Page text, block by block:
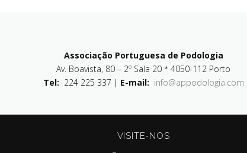
Associação Portuguesa de Podologia
Av. Boavista, 80 – 2º Sala 20 * 4050-112 Porto
Tel: 224 225 337 | E-mail: info@appodologia.com
VISITE-NOS